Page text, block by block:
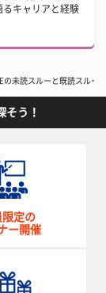
るキャリアと経験
の未読スルーと既読スルー
そう！
限定の
ー開催